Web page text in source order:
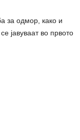
за одмор, како и
јавуваат во првото